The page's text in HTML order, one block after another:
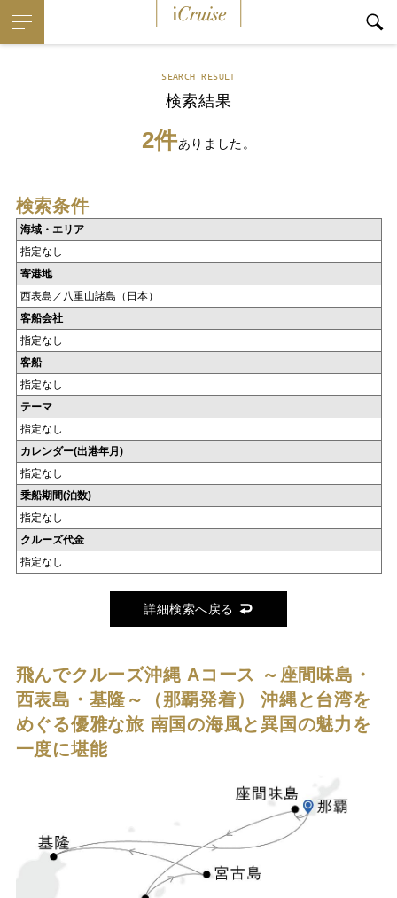
SEARCH RESULT
検索結果
2件ありました。
検索条件
海域・エリア
指定なし
寄港地
西表島／八重山諸島（日本）
客船会社
指定なし
客船
指定なし
テーマ
指定なし
カレンダー(出港年月)
指定なし
乗船期間(泊数)
指定なし
クルーズ代金
指定なし
詳細検索へ戻る
飛んでクルーズ沖縄 Aコース ～座間味島・
西表島・基隆～（那覇発着） 沖縄と台湾を
めぐる優雅な旅 南国の海風と異国の魅力を
一度に堪能